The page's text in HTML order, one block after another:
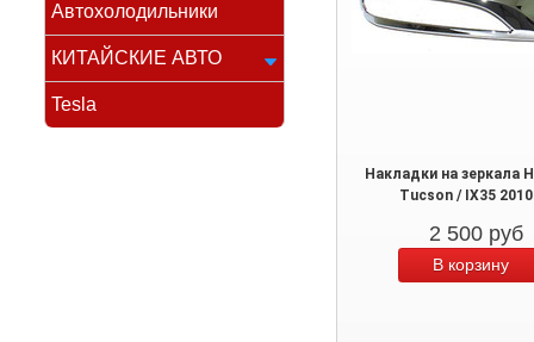
Автохолодильники
КИТАЙСКИЕ АВТО
Tesla
Накладки на зеркала
Tucson / IX35
2 500 руб